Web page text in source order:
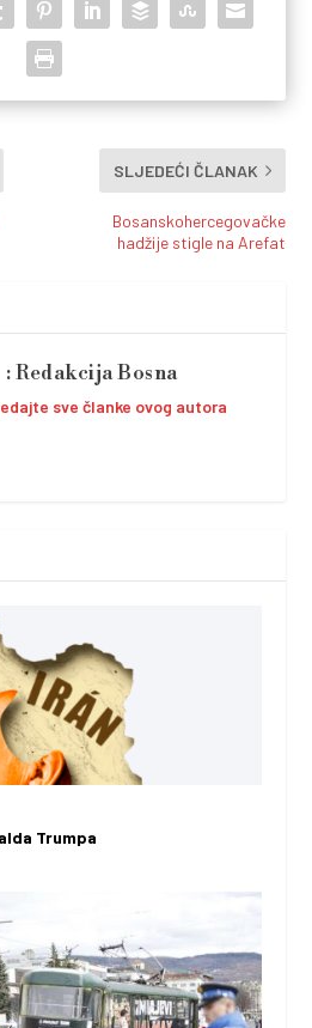
SLJEDEĆI ČLANAK
Bosanskohercegovačke
hadžije stigle na Arefat
Redakcija Bosna
sve članke ovog autora
Trumpa